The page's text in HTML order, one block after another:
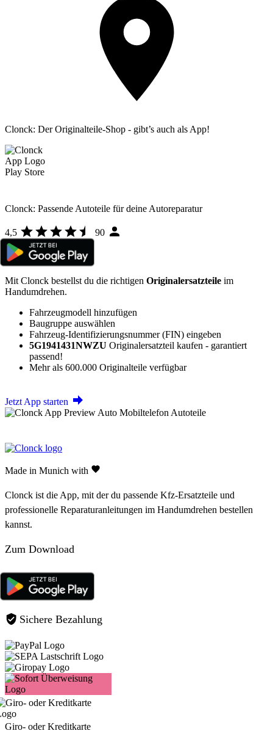
Clonck: Der Originalteile-Shop - gibt’s auch als App!
Clonck: Passende Autoteile für deine Autoreparatur
4,5 90
Mit Clonck bestellst du die richtigen Originalersatzteile im
Handumdrehen.
Fahrzeugmodell hinzufügen
Baugruppe auswählen
Fahrzeug-Identifizierungsnummer (FIN) eingeben
5G1941431NWZU Originalersatzteil kaufen - garantiert
passend!
Mehr als 600.000 Originalteile verfügbar
Jetzt App starten
Made in Munich with
Clonck ist die App, mit der du passende Kfz-Ersatzteile und
professionelle Reparaturanleitungen im Handumdrehen bestellen
kannst.
Zum Download
Sichere Bezahlung
Giro- oder Kreditkarte